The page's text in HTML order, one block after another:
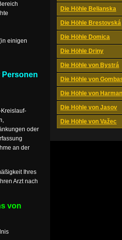
Die Höhle Belianska
Die Höhle Brestovská
Die Höhle Domica
Die Höhle Driny
Die Höhle von Bystrá
Die Höhle von
Die Höhle von
Die Höhle von Jasov
Die Höhle von Važec
einigen
Personen
oder
an der
Ihres
Arzt nach
von